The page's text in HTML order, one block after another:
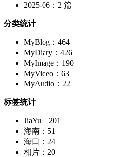
2025-06：2 篇
分类统计
MyBlog：464
MyDiary：426
MyImage：190
MyVideo：63
MyAudio：22
标签统计
JiaYu：201
海南：51
海口：24
相片：20